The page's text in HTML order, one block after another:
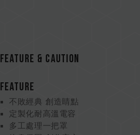
FEATURE & CAUTION
FEATURE
不敗經典 創造睛點
定製化耐高溫電容
多工處理一把罩